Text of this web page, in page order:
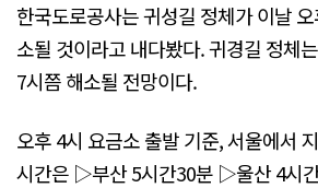
한국도로공사는 귀성길 정체가 이날
소될 것이라고 내다봤다. 귀경길 정체
7시쯤 해소될 전망이다.
오후 4시 요금소 출발 기준, 서울에서
시간은 ▷부산 5시간30분 ▷울산 4시